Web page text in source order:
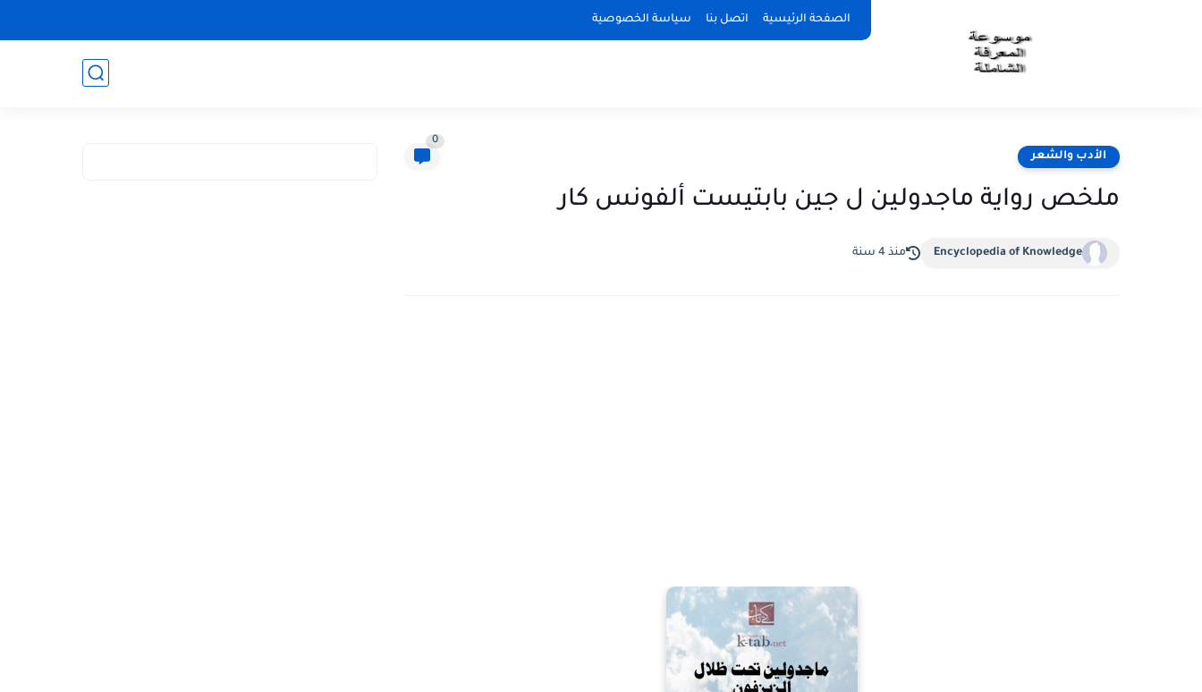
الصفحة الرئيسية اتصل بنا سياسة الخصوصية
الأدب والشعر
0
ملخص رواية ماجدولين ل جين بابتيست ألفونس كار
Encyclopedia of Knowledge منذ 4 سنة